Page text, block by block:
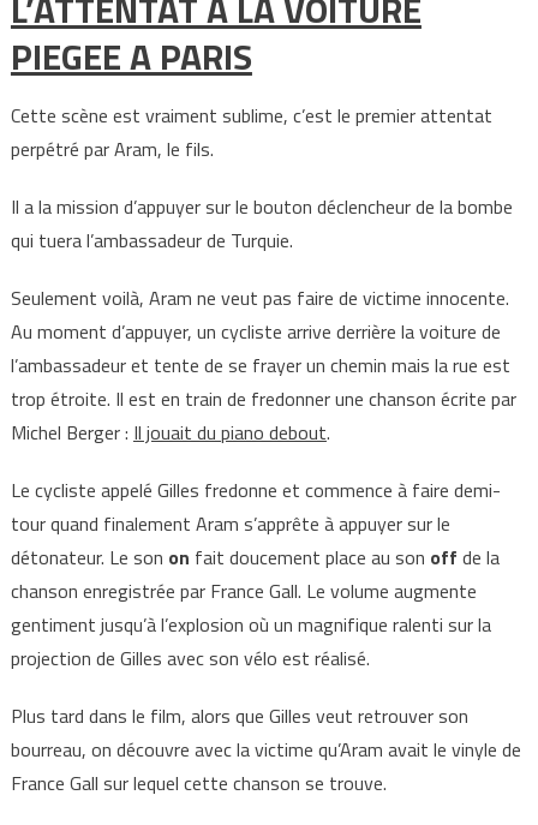
PIEGEE A PARIS
Cette scène est vraiment sublime, c’est le premier attentat
perpétré par Aram, le fils.
Il a la mission d’appuyer sur le bouton déclencheur de la bombe
qui tuera l’ambassadeur de Turquie.
Seulement voilà, Aram ne veut pas faire de victime innocente.
Au moment d’appuyer, un cycliste arrive derrière la voiture de
l’ambassadeur et tente de se frayer un chemin mais la rue est
trop étroite. Il est en train de fredonner une chanson écrite par
Michel Berger : Il jouait du piano debout.
Le cycliste appelé Gilles fredonne et commence à faire demi-
tour quand finalement Aram s’apprête à appuyer sur le
détonateur. Le son on fait doucement place au son off de la
chanson enregistrée par France Gall. Le volume augmente
gentiment jusqu’à l’explosion où un magnifique ralenti sur la
projection de Gilles avec son vélo est réalisé.
Plus tard dans le film, alors que Gilles veut retrouver son
bourreau, on découvre avec la victime qu’Aram avait le vinyle de
France Gall sur lequel cette chanson se trouve.